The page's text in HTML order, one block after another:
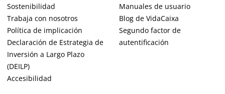
Sostenibilidad
Trabaja con nosotros
Política de implicación
Declaración de Estrategia de
Inversión a Largo Plazo
(DEILP)
Accesibilidad
Manuales de usuario
Blog de VidaCaixa
Segundo factor de
autentificación